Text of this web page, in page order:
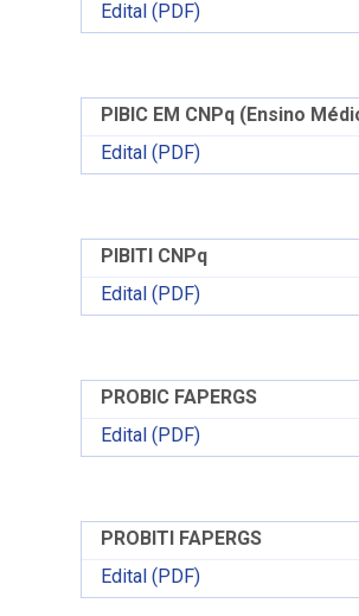
Edital (PDF)
PIBIC EM CNPq (Ensino
Edital (PDF)
PIBITI CNPq
Edital (PDF)
PROBIC FAPERGS
Edital (PDF)
PROBITI FAPERGS
Edital (PDF)